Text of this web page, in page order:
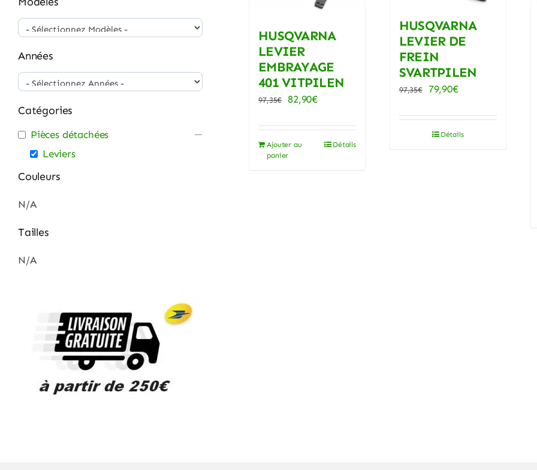
HUSQVARNA
LEVIER
EMBRAYAGE
401 VITPILEN
97,35€
Le
initial
était :
82,90€Le
actuel
est :
Ajouter au
panier
Détails
HUSQVARNA
LEVIER DE
FREIN
SVARTPILEN
97,35€
Le
initial
était :
79,90€Le
actuel
est :
Détails
Années
Catégories
Pièces détachées
Leviers
Couleurs
N/A
Tailles
N/A